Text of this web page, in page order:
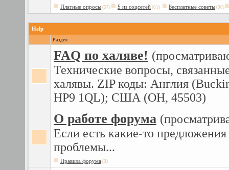
Платные опросы (57) $ из соцсетей (61) Бесплатные советы (30)
Help
Раздел
FAQ по халяве!
Технические вопросы,
халявы. ZIP коды: Англия
HP9 1QL); США (OH, 45503)
О работе форума
Если есть какие-то
проблемы...
Правила форума (3)